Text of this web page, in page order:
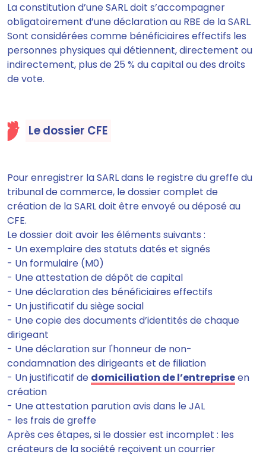
La constitution d’une SARLdoit s’accompagner
obligatoirement d’une déclaration au RBE de la SARL.
Sont considérées comme bénéficiaires effectifs les
personnes physiques qui détiennent, directement ou
indirectement, plus de 25 % du capital ou des droits
de vote.
Le dossier CFE
Pour enregistrer la SARL dans le registre du greffe du
tribunal de commerce, le dossier complet de
création de la SARL doit être envoyé ou déposé au
CFE.
Le dossier doit avoir les éléments suivants :
- Un exemplaire des statuts datés et signés
- Un formulaire (M0)
- Une attestation de dépôt de capital
- Une déclaration des bénéficiaires effectifs
- Un justificatif du siège social
- Une copie des documents d’identités de chaque
dirigeant
- Une déclaration sur l'honneur de non-
condamnation des dirigeants et de filiation
- Un justificatif de domiciliation de l’entrepriseen
création
- Une attestation parution avis dans le JAL
- les frais de greffe
Après ces étapes,si le dossier est incomplet : les
créateurs de la société reçoivent un courrier